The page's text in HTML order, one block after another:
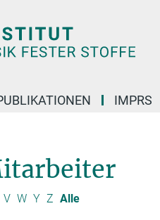
IMPRS
V W Y Z Alle